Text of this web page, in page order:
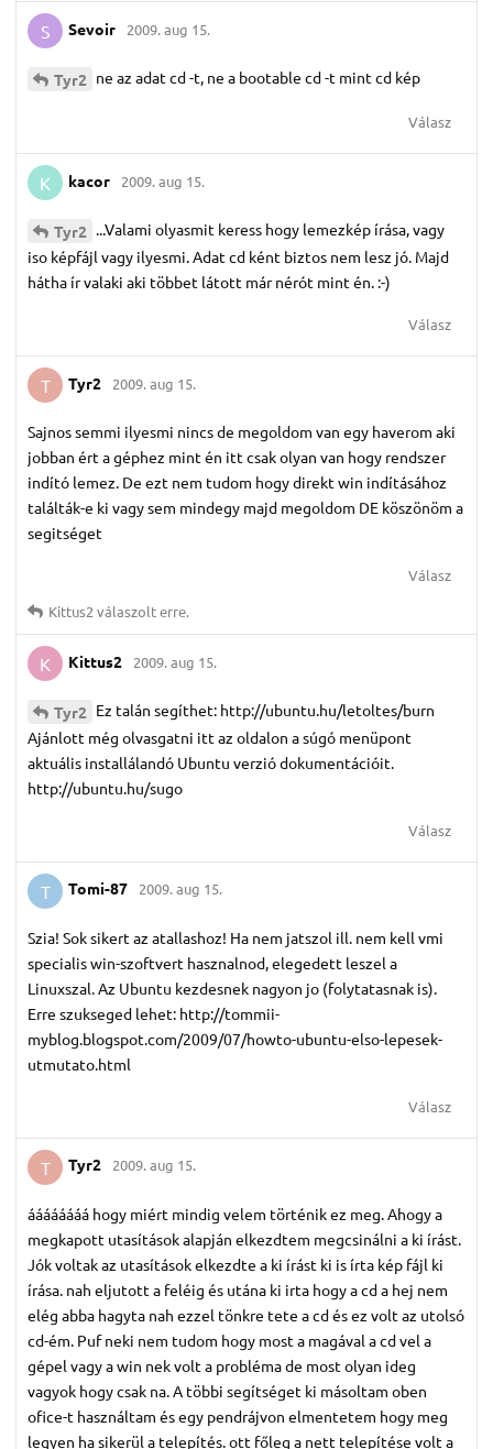
S Sevoir 2009. aug 15.
Tyr2 ne az adat cd -t, ne a bootable cd -t mint cd kép
Válasz
K kacor 2009. aug 15.
Tyr2 ...Valami olyasmit keress hogy lemezkép írása, vagy
iso képfájl vagy ilyesmi. Adat cd ként biztos nem lesz jó. Majd
hátha ír valaki aki többet látott már nérót mint én. :-)
Válasz
T Tyr2 2009. aug 15.
Sajnos semmi ilyesmi nincs de megoldom van egy haverom aki
jobban ért a géphez mint én itt csak olyan van hogy rendszer
indító lemez. De ezt nem tudom hogy direkt win indításához
találták-e ki vagy sem mindegy majd megoldom DE köszönöm a
segitséget
Válasz
Kittus2 válaszolt erre.
K Kittus2 2009. aug 15.
Tyr2 Ez talán segíthet: http://ubuntu.hu/letoltes/burn
Ajánlott még olvasgatni itt az oldalon a súgó menüpont
aktuális installálandó Ubuntu verzió dokumentációit.
http://ubuntu.hu/sugo
Válasz
T Tomi-87 2009. aug 15.
Szia! Sok sikert az atallashoz! Ha nem jatszol ill. nem kell vmi
specialis win-szoftvert hasznalnod, elegedett leszel a
Linuxszal. Az Ubuntu kezdesnek nagyon jo (folytatasnak is).
Erre szukseged lehet: http://tommii-
myblog.blogspot.com/2009/07/howto-ubuntu-elso-lepesek-
utmutato.html
Válasz
T Tyr2 2009. aug 15.
áááááááá hogy miért mindig velem történik ez meg. Ahogy a
megkapott utasítások alapján elkezdtem megcsinálni a ki írást.
Jók voltak az utasítások elkezdte a ki írást ki is írta kép fájl ki
írása. nah eljutott a feléig és utána ki irta hogy a cd a hej nem
elég abba hagyta nah ezzel tönkre tete a cd és ez volt az utolsó
cd-ém. Puf neki nem tudom hogy most a magával a cd vel a
gépel vagy a win nek volt a probléma de most olyan ideg
vagyok hogy csak na. A többi segítséget ki másoltam oben
ofice-t használtam és egy pendrájvon elmentetem hogy meg
legyen ha sikerül a telepítés. ott főleg a nett telepítése volt a